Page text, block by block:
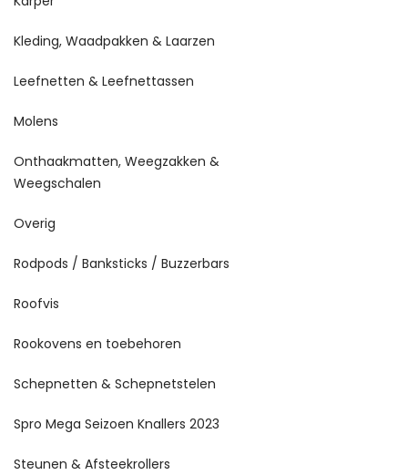
Kleding, Waadpakken & Laarzen
Leefnetten & Leefnettassen
Molens
Onthaakmatten, Weegzakken &
Weegschalen
Overig
Rodpods / Banksticks / Buzzerbars
Roofvis
Rookovens en toebehoren
Schepnetten & Schepnetstelen
Spro Mega Seizoen Knallers 2023
Steunen & Afsteekrollers